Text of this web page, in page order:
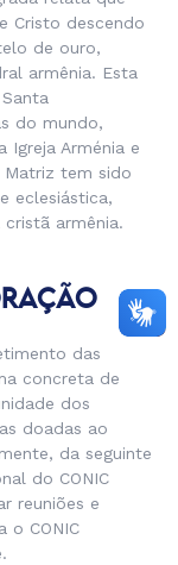
Cristo descendo
de ouro,
armênia. Esta
do mundo,
Igreja Arménia e
Matriz tem sido
eclesiástica,
armênia.
das
concreta de
dos
doadas ao
da seguinte
do CONIC
reuniões e
o CONIC